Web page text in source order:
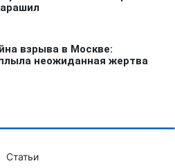
Статьи